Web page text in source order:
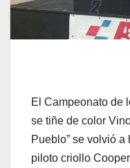
El Campeonato de
se tiñe de color
Pueblo” se volvió a
piloto criollo